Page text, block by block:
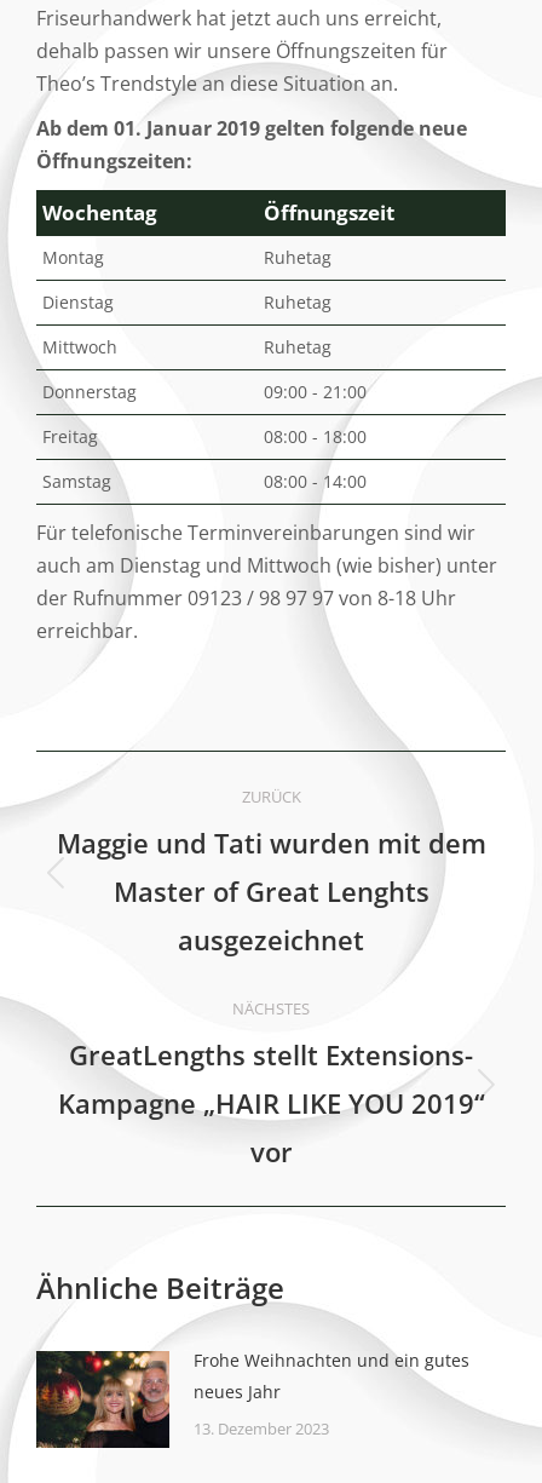
Friseurhandwerk hat jetzt auch uns erreicht,
dehalb passen wir unsere Öffnungszeiten für
Theo’s Trendstyle an diese Situation an.
Ab dem 01. Januar 2019 gelten folgende neue
Öffnungszeiten:
Wochentag Öffnungszeit
Montag
Ruhetag
Dienstag
Ruhetag
Mittwoch
Ruhetag
Donnerstag
09:00 - 21:00
Freitag
08:00 - 18:00
Samstag
08:00 - 14:00
Für telefonische Terminvereinbarungen sind wir
auch am Dienstag und Mittwoch (wie bisher) unter
der Rufnummer 09123 / 98 97 97 von 8-18 Uhr
erreichbar.
Kommentarnavigation
ZURÜCK
Vorheriger
Maggie und Tati wurden mit dem
Master of Great Lenghts
ausgezeichnet
NÄCHSTES
Nächster
GreatLengths stellt Extensions-
Kampagne „HAIR LIKE YOU 2019“
vor
Ähnliche Beiträge
Frohe Weihnachten und ein gutes
neues Jahr
13. Dezember 2023